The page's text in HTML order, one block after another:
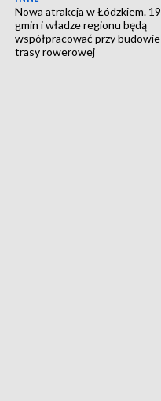
Nowa atrakcja w Łódzkiem. 19
gmin i władze regionu będą
współpracować przy budowie
trasy rowerowej